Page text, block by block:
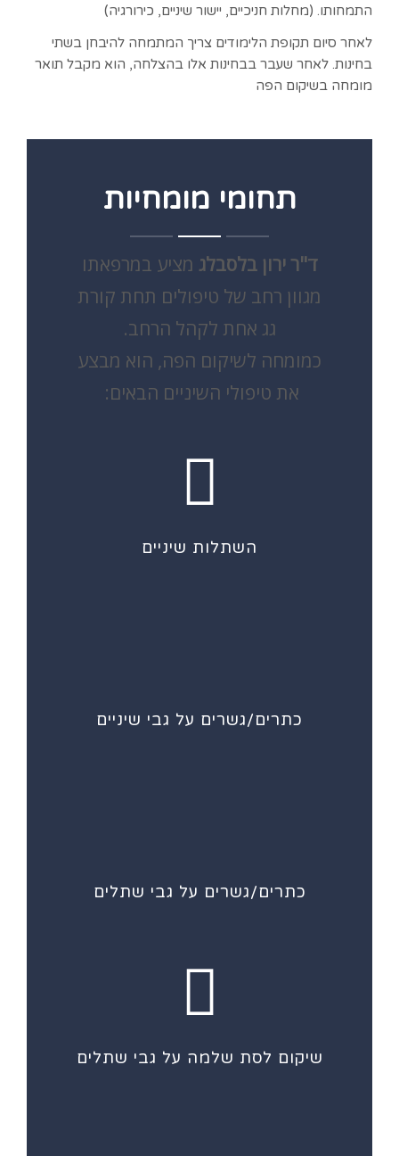
התמחותו. (מחלות חניכיים, יישור שיניים, כירורגיה)
לאחר סיום תקופת הלימודים צריך המתמחה להיבחן בשתי
בחינות. לאחר שעבר בבחינות אלו בהצלחה, הוא מקבל תואר
מומחה בשיקום הפה
תחומי מומחיות
ד"ר ירון בלסבלג מציע במרפאתו
מגוון רחב של טיפולים תחת קורת
גג אחת לקהל הרחב.
כמומחה לשיקום הפה, הוא מבצע
את טיפולי השיניים הבאים:
השתלות שיניים
כתרים/גשרים על גבי שיניים
כתרים/גשרים על גבי שתלים
שיקום לסת שלמה על גבי שתלים